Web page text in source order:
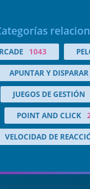
1043
APUNTAR Y DISPARAR
JUEGOS DE GESTIÓN
POINT AND CLICK
VELOCIDAD DE